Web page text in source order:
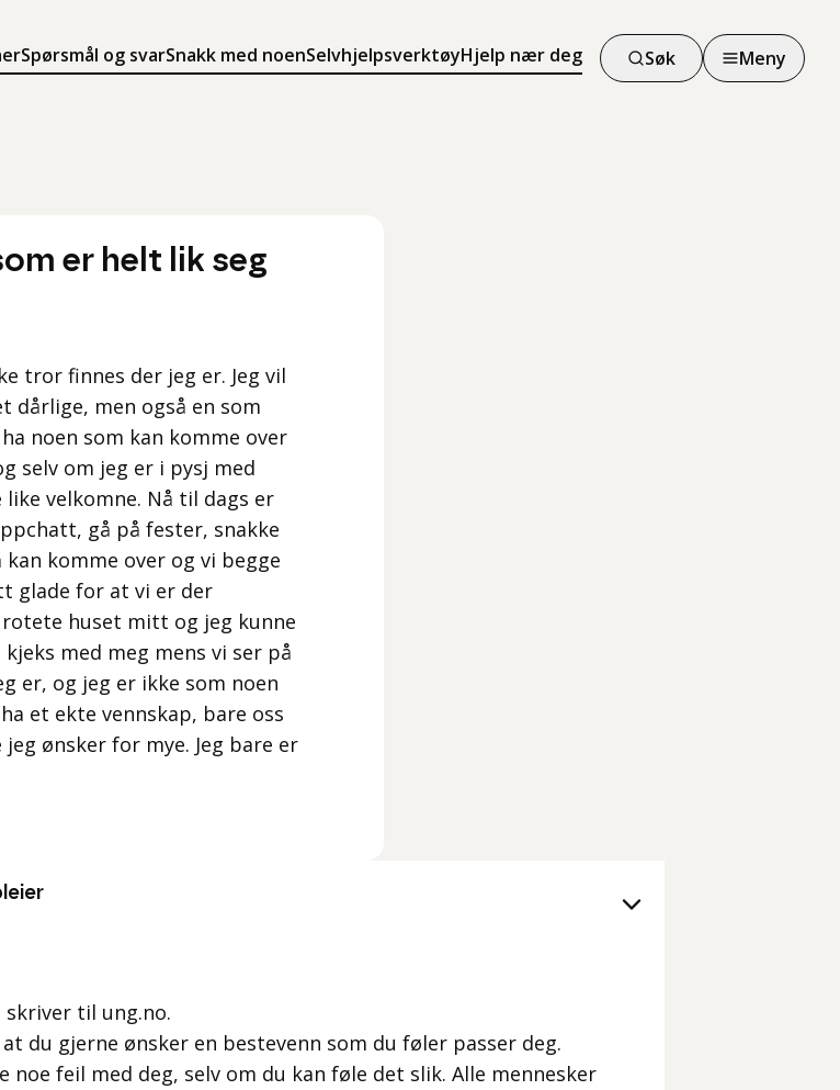
Spørsmål og svarSnakk med noenSelvhjelpsverktøyHjelp nær deg Søk Meny
er helt lik seg
tror finnes der jeg er. Jeg vil
dårlige, men også en som
noen som kan komme over
selv om jeg er i pysj med
velkomne. Nå til dags er
gå på fester, snakke
komme over og vi begge
glade for at vi er der
huset mitt og jeg kunne
med meg mens vi ser på
er, og jeg er ikke som noen
et ekte vennskap, bare oss
ønsker for mye. Jeg bare er
til ung.no.
du gjerne ønsker en bestevenn som du føler passer deg.
noe feil med deg, selv om du kan føle det slik. Alle mennesker